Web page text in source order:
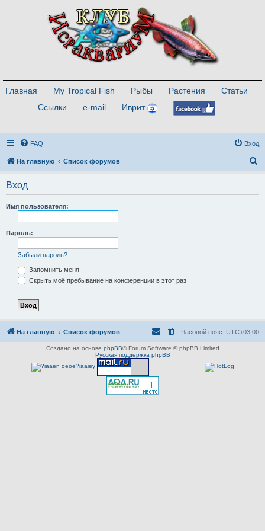
Главная My Tropical Fish Рыбы Растения
Статьи
Ссылки
e-mail Иврит
FAQ Вход
На главную Список форумов
Вход
Имя пользователя:
Пароль:
Забыли пароль?
Запомнить меня
Скрыть моё пребывание на конференции в этот раз
На главную Список форумов Часовой пояс: UTC+03:00
Создано на основе phpBB® Forum Software © phpBB Limited
Русская поддержка phpBB